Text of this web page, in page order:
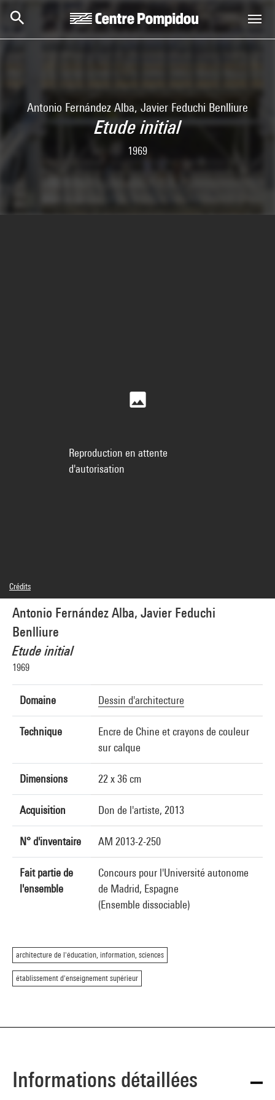
Antonio Fernández Alba, Javier Feduchi Benlliure
Etude initial
1969
Antonio Fernández Alba, Javier Feduchi
Benlliure
Etude initial
1969
Domaine Dessin d'architecture
Technique
Encre de Chine et crayons de couleur
sur calque
Dimensions 22 x 36 cm
Acquisition Don de l'artiste, 2013
N° d'inventaire AM 2013-2-250
Fait partie de
l'ensemble
Concours pour l'Université autonome
de Madrid, Espagne
(Ensemble dissociable)
architecture de l'éducation, information, sciences
établissement d'enseignement supérieur
Reproduction en attente
d'autorisation
Crédits
© Antonio Fernández Alba, © Javier Feduchi Benlliure
Crédit photographique : Centre Pompidou, MNAM-CCI/Georges Meguerditchian/Dist.
Réf. image : 4N26797
Diffusion image :GrandPalaisRmnPhoto
Informations détaillées